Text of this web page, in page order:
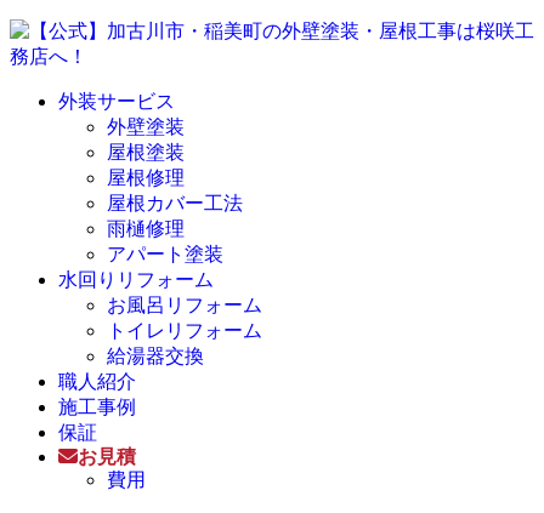
外装サービス
外壁塗装
屋根塗装
屋根修理
屋根カバー工法
雨樋修理
アパート塗装
水回りリフォーム
お風呂リフォーム
トイレリフォーム
給湯器交換
職人紹介
施工事例
保証
お見積
費用